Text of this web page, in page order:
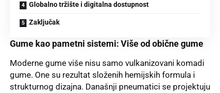
Globalno tržište i digitalna dostupnost
Zaključak
Gume kao pametni sistemi: Više od obične gume
Moderne gume više nisu samo vulkanizovani komadi
gume. One su rezultat složenih hemijskih formula i
strukturnog dizajna. Današnji pneumatici se projektuju